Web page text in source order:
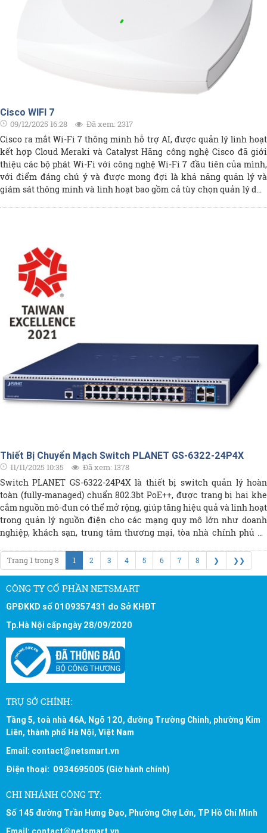
Cisco WIFI 7
09/12/2025 16:28 Đã xem: 2317
Cisco ra mắt Wi-Fi 7 thông minh hỗ trợ AI, được quản lý linh hoạt
kết hợp Cloud Meraki và Catalyst Hãng công nghệ Cisco đã giới
thiệu các bộ phát Wi-Fi với công nghệ Wi-Fi 7 đầu tiên của mình,
với điểm đáng chú ý và được mong đợi là khả năng quản lý và
giám sát thông minh và linh hoạt bao gồm cả tùy chọn quản lý dựa
Thiết Bị Chuyển Mạch Switch PLANET GS-6322-24P4X
11/11/2025 10:35 Đã xem: 1378
Switch PLANET GS-6322-24P4X là thiết bị switch quản lý hoàn
toàn (fully-managed) chuẩn 802.3bt PoE++, được trang bị hai khe
cắm nguồn mô-đun có thể mở rộng, giúp tăng hiệu quả và linh hoạt
trong quản lý nguồn điện cho các mạng quy mô lớn như doanh
nghiệp, khách sạn, trung tâm thương mại, tòa nhà chính phủ và
Trang 1 trong 8 1 2 3 4 5 6 7 8 ❯ ❯❯
CÔNG TY CỔ PHẦN NETSMART
GPĐKKD số 0109357431 do Sở KHĐT
Tp.Hà Nội cấp ngày 28/09/2020
TRỤ SỞ CHÍNH:
Tầng 5, toà nhà 46A, Ngõ 120, đường Trường Chinh, phường Kim
Liên, thành phố Hà Nội, Việt Nam
Email: contact@netsmart.vn
Điện thoại: 0934695005 (Giờ hành chính)
CHI NHÁNH CÔNG TY:
Số 145 đường Trần Hưng Đạo, Phường Chợ Lớn, TP Hồ Chí Minh